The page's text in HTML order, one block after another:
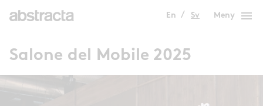
En Sv Meny menu
Salone del Mobile 2025